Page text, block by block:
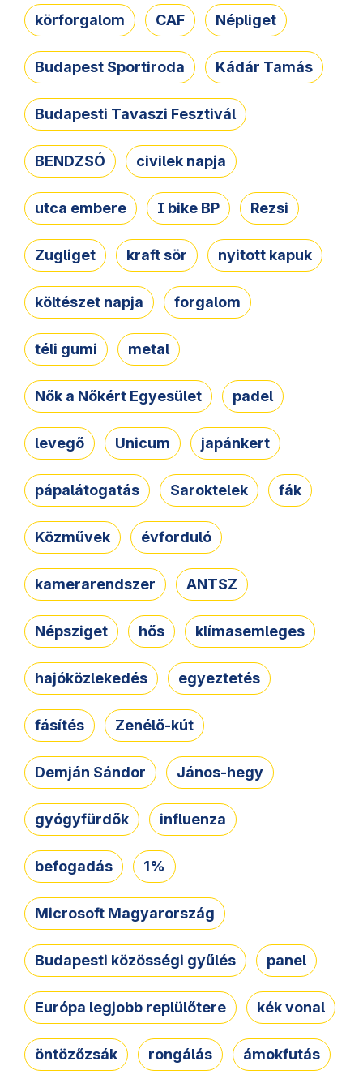
körforgalom CAF Népliget
Budapest Sportiroda Kádár Tamás
Budapesti Tavaszi Fesztivál
BENDZSÓ civilek napja
utca embere I bike BP Rezsi
Zugliget kraft sör nyitott kapuk
költészet napja forgalom
téli gumi metal
Nők a Nőkért Egyesület padel
levegő Unicum japánkert
pápalátogatás Saroktelek fák
Közművek évforduló
kamerarendszer ANTSZ
Népsziget hős klímasemleges
hajóközlekedés egyeztetés
fásítés Zenélő-kút
Demján Sándor János-hegy
gyógyfürdők influenza
befogadás 1%
Microsoft Magyarország
Budapesti közösségi gyűlés panel
Európa legjobb replülőtere kék vonal
öntözőzsák rongálás ámokfutás